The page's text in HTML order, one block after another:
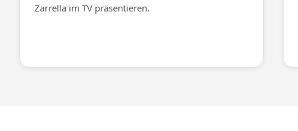
Zarrella im TV präsentieren.